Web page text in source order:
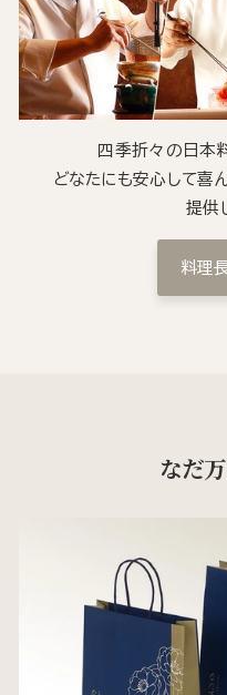
四季折々の日本
どなたにも安心して喜
提供
料理
なだ